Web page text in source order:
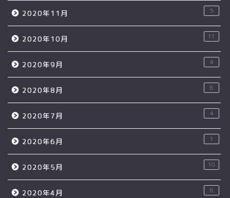
2020年11月 5
2020年10月 11
2020年9月 4
2020年8月 6
2020年7月 4
2020年6月 1
2020年5月 10
2020年4月 6